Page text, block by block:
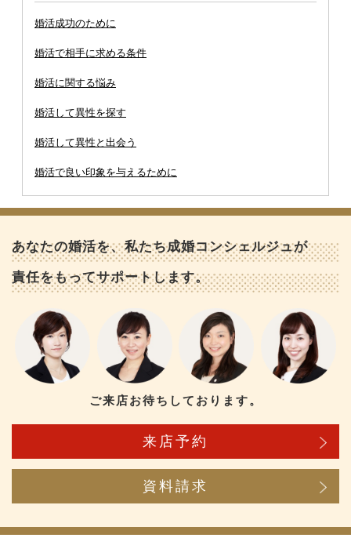
婚活成功のために
婚活で相手に求める条件
婚活に関する悩み
婚活して異性を探す
婚活して異性と出会う
婚活で良い印象を与えるために
あなたの婚活を、私たち成婚コンシェルジュが
責任をもってサポートします。
ご来店お待ちしております。
来店予約
資料請求